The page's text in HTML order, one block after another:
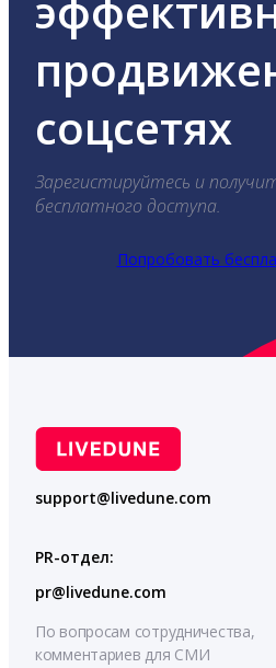
соцсетях
Зарегистируйтесь и
бесплатного доступа.
Попробовать
support@livedune.com
PR-отдел:
pr@livedune.com
По вопросам сотрудничества,
комментариев для СМИ